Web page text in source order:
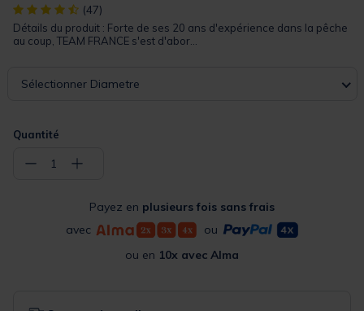
[object Object] out of 5 Customer Rating
(47)
Détails du produit : Forte de ses 20 ans d'expérience dans la pêche
au coup, TEAM FRANCE s'est d'abor...
Sélectionner Diametre
Quantité
− 1 +
Payez en plusieurs fois sans frais
avec
ou
ou en 10x avec Alma